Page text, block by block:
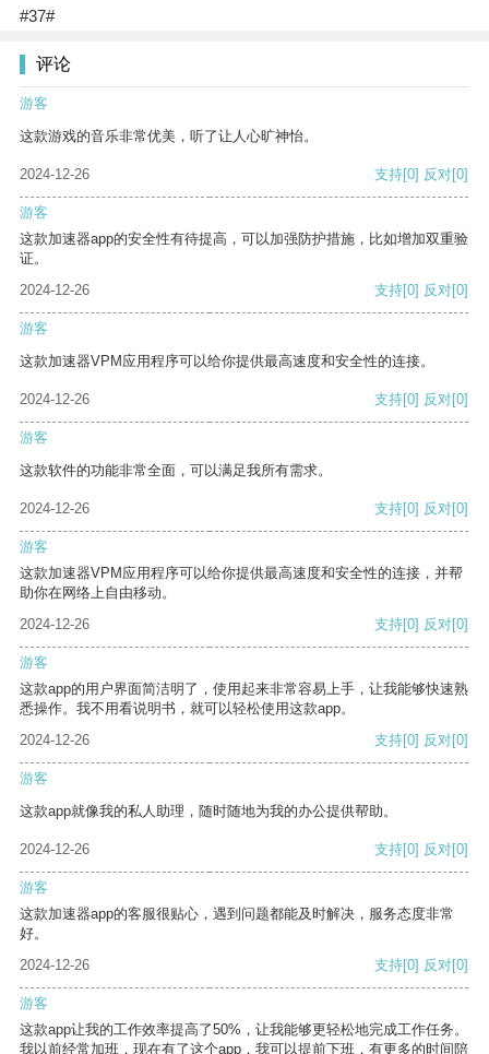
#37#
评论
游客
这款游戏的音乐非常优美，听了让人心旷神怡。
2024-12-26 支持[0] 反对[0]
游客
这款加速器app的安全性有待提高，可以加强防护措施，比如增加双重验
证。
2024-12-26
支持[0] 反对[0]
游客
这款加速器VPM应用程序可以给你提供最高速度和安全性的连接。
2024-12-26 支持[0] 反对[0]
游客
这款软件的功能非常全面，可以满足我所有需求。
2024-12-26 支持[0] 反对[0]
游客
这款加速器VPM应用程序可以给你提供最高速度和安全性的连接，并帮
助你在网络上自由移动。
2024-12-26
支持[0] 反对[0]
游客
这款app的用户界面简洁明了，使用起来非常容易上手，让我能够快速熟
悉操作。我不用看说明书，就可以轻松使用这款app。
2024-12-26
支持[0] 反对[0]
游客
这款app就像我的私人助理，随时随地为我的办公提供帮助。
2024-12-26 支持[0] 反对[0]
游客
这款加速器app的客服很贴心，遇到问题都能及时解决，服务态度非常
好。
2024-12-26
支持[0] 反对[0]
游客
这款app让我的工作效率提高了50%，让我能够更轻松地完成工作任务。
我以前经常加班，现在有了这个app，我可以提前下班，有更多的时间陪